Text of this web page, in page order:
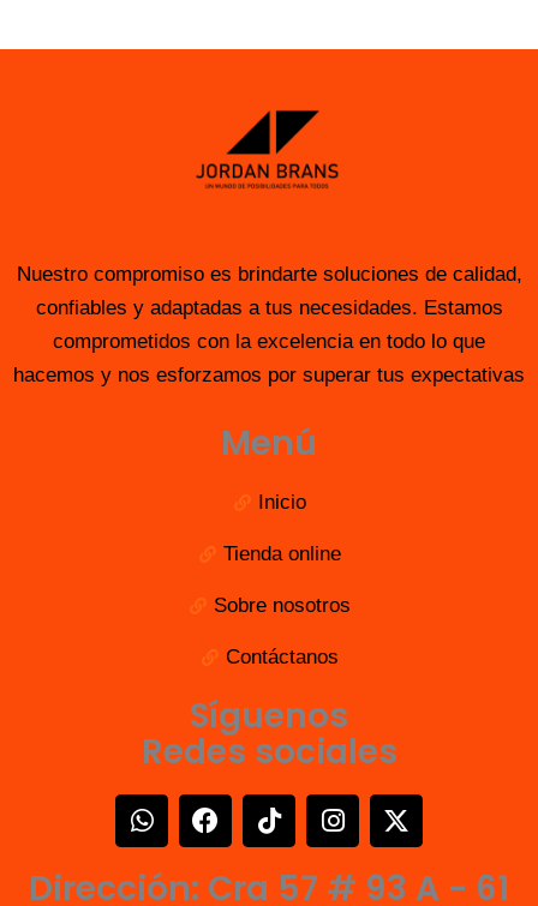
Nuestro compromiso es brindarte soluciones de calidad,
confiables y adaptadas a tus necesidades. Estamos
comprometidos con la excelencia en todo lo que
hacemos y nos esforzamos por superar tus expectativas
Menú
Inicio
Tienda online
Sobre nosotros
Contáctanos
Síguenos
Redes sociales
W
h
t
F
a
e
T
i
I
n
t
X
-
w
Dirección: Cra 57 # 93 A - 61